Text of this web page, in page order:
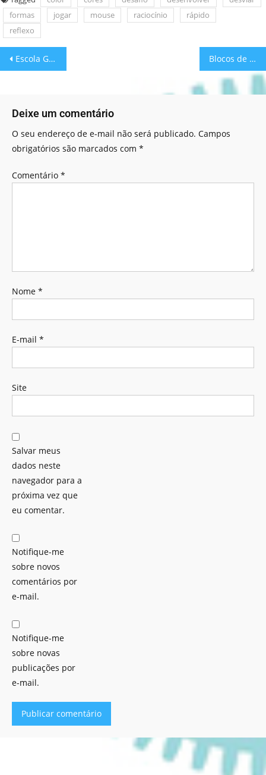
formas
jogar mouse raciocínio
rápido
reflexo
Escola Games: Prevenção Coronavírus Blocos de Neon!
Deixe um comentário
O seu endereço de e-mail não será publicado. Campos
obrigatórios são marcados com *
Comentário *
Nome *
E-mail *
Site
Salvar meus
dados neste
navegador para a
próxima vez que
eu comentar.
Notifique-me
sobre novos
comentários por
e-mail.
Notifique-me
sobre novas
publicações por
e-mail.